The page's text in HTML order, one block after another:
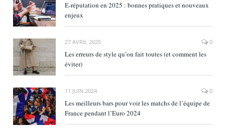
E‑réputation en 2025 : bonnes pratiques et nouveaux
enjeux
27 AVRIL 2025 0
Les erreurs de style qu’on fait toutes (et comment les
éviter)
11 JUIN 2024 0
Les meilleurs bars pour voir les matchs de l’équipe de
France pendant l’Euro 2024